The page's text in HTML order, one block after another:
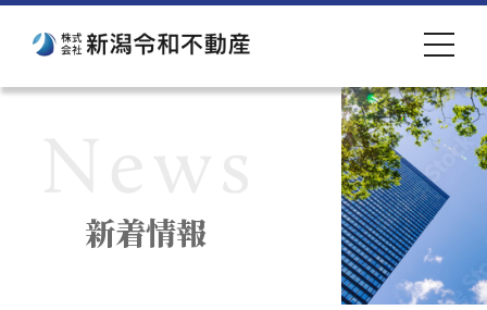
toggle
新着情報